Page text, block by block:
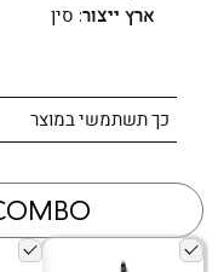
כך תשתמשי במוצר
ארץ ייצור: סין